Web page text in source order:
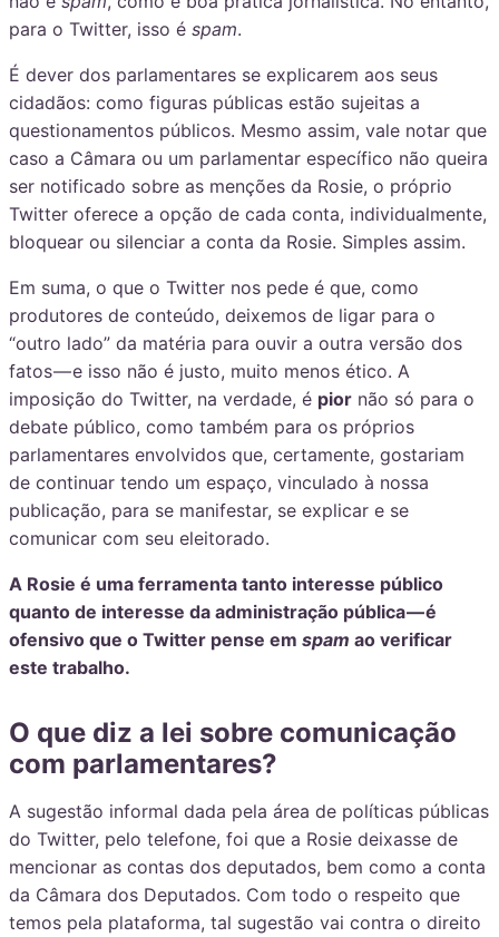
para o Twitter, isso é spam.
É dever dos parlamentares se explicarem aos seus
cidadãos: como figuras públicas estão sujeitas a
questionamentos públicos. Mesmo assim, vale notar que
caso a Câmara ou um parlamentar específico não queira
ser notificado sobre as menções da Rosie, o próprio
Twitter oferece a opção de cada conta, individualmente,
bloquear ou silenciar a conta da Rosie. Simples assim.
Em suma, o que o Twitter nos pede é que, como
produtores de conteúdo, deixemos de ligar para o
“outro lado” da matéria para ouvir a outra versão dos
fatos — e isso não é justo, muito menos ético. A
imposição do Twitter, na verdade, é pior não só para o
debate público, como também para os próprios
parlamentares envolvidos que, certamente, gostariam
de continuar tendo um espaço, vinculado à nossa
publicação, para se manifestar, se explicar e se
comunicar com seu eleitorado.
A Rosie é uma ferramenta tanto interesse público
quanto de interesse da administração pública — é
ofensivo que o Twitter pense em spam ao verificar
este trabalho.
O que diz a lei sobre comunicação
com parlamentares?
A sugestão informal dada pela área de políticas públicas
do Twitter, pelo telefone, foi que a Rosie deixasse de
mencionar as contas dos deputados, bem como a conta
da Câmara dos Deputados. Com todo o respeito que
temos pela plataforma, tal sugestão vai contra o direito